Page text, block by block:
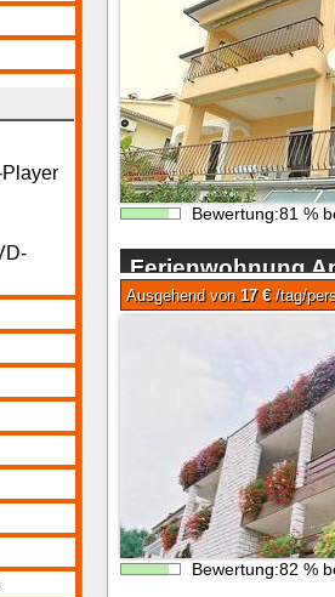
Bewertung:81 %
Ferienwohnung
Rabac
Ausgehend von 17 €/tag/
Bewertung:82 %